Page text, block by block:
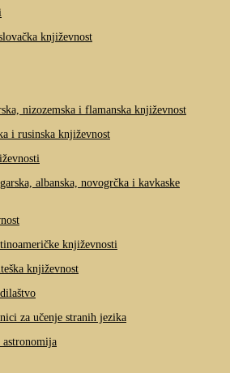
književnost
nizozemska i flamanska književnost
i rusinska književnost
albanska, novogrčka i kavkaske
književnosti
književnost
za učenje stranih jezika